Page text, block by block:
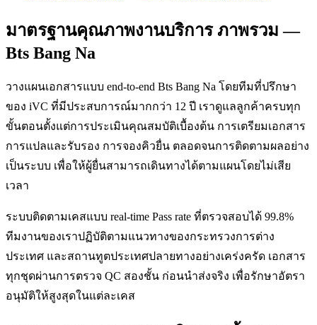
มาตรฐานคุณภาพงานบริการ ภาพรวม —
Bts Bang Na
วางแผนเอกสารแบบ end-to-end Bts Bang Na โดยทีมที่ปรึกษา
ของ iVC ที่มีประสบการณ์มากกว่า 12 ปี เราดูแลลูกค้าครบทุก
ขั้นตอนตั้งแต่การประเมินคุณสมบัติเบื้องต้น การเตรียมเอกสาร
การแปลและรับรอง การจองคิวยื่น ตลอดจนการติดตามผลอย่าง
เป็นระบบ เพื่อให้ผู้ยื่นสามารถเดินทางได้ตามแผนโดยไม่เสีย
เวลา
ระบบติดตามเคสแบบ real-time Pass rate ที่ตรวจสอบได้ 99.8%
ทีมงานของเราปฏิบัติตามแนวทางของกระทรวงการต่าง
ประเทศ และสถานทูตประเทศปลายทางอย่างเคร่งครัด เอกสาร
ทุกชุดผ่านการตรวจ QC สองชั้น ก่อนนำส่งจริง เพื่อรักษาอัตรา
อนุมัติให้สูงสุดในแต่ละเคส